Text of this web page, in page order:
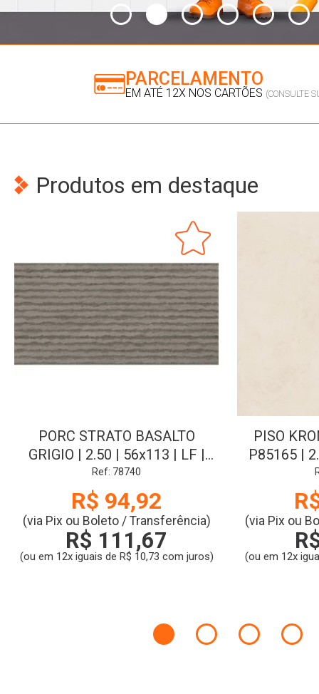
PARCELAMENTO
EM ATÉ 12X NOS CARTÕES (CONSULTE
Produtos em destaque
PORC STRATO BASALTO
GRIGIO | 2.50 | 56x113 | LF |
SAVANE
Ref: 78740
R$ 94,92
(via Pix ou Boleto / Transferência)
R$ 111,67
(ou em 12x iguais de R$ 10,73 com juros)
PISO
P85165 |
(via Pix ou
(ou em 12x